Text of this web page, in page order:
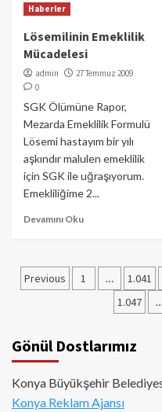
Haberler
Lösemilinin Emeklilik
Mücadelesi
admin
27 Temmuz 2009
0
SGK Ölümüne Rapor,
Mezarda Emeklilik Formulü
Lösemi hastayım bir yılı
aşkındır malulen emeklilik
için SGK ile uğraşıyorum.
Emekliliğime 2...
Devamını Oku
Yazı
sayfalaması
Previous 1 … 1.041
1.047
Gönül Dostlarımız
Konya Büyükşehir
Konya Reklam Ajansı